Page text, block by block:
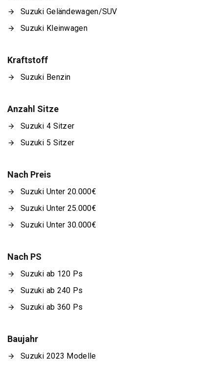
Suzuki Geländewagen/SUV
Suzuki Kleinwagen
Kraftstoff
Suzuki Benzin
Anzahl Sitze
Suzuki 4 Sitzer
Suzuki 5 Sitzer
Nach Preis
Suzuki Unter 20.000€
Suzuki Unter 25.000€
Suzuki Unter 30.000€
Nach PS
Suzuki ab 120 Ps
Suzuki ab 240 Ps
Suzuki ab 360 Ps
Baujahr
Suzuki 2023 Modelle